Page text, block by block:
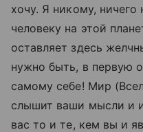
хочу. Я никому,
человеку на этой
оставляет здесь
нужно быть, в первую
самому себе! Мир
слышит ваши мысли и
вас то и те, кем вы и